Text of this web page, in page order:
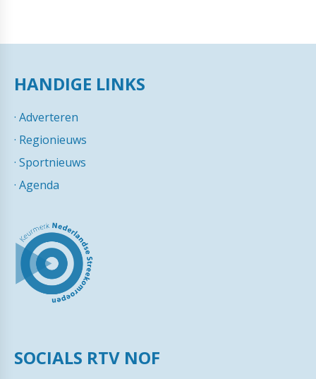
HANDIGE LINKS
· Adverteren
· Regionieuws
· Sportnieuws
· Agenda
SOCIALS RTV NOF